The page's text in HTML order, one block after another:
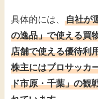
具体的には、自社が
の逸品」で使える買
店舗で使える優待利
株主にはプロサッカ
ド市原・千葉」の観